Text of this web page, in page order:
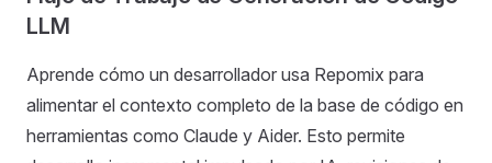
LLM
Aprende cómo un desarrollador usa Repomix para
alimentar el contexto completo de la base de código en
herramientas como Claude y Aider. Esto permite